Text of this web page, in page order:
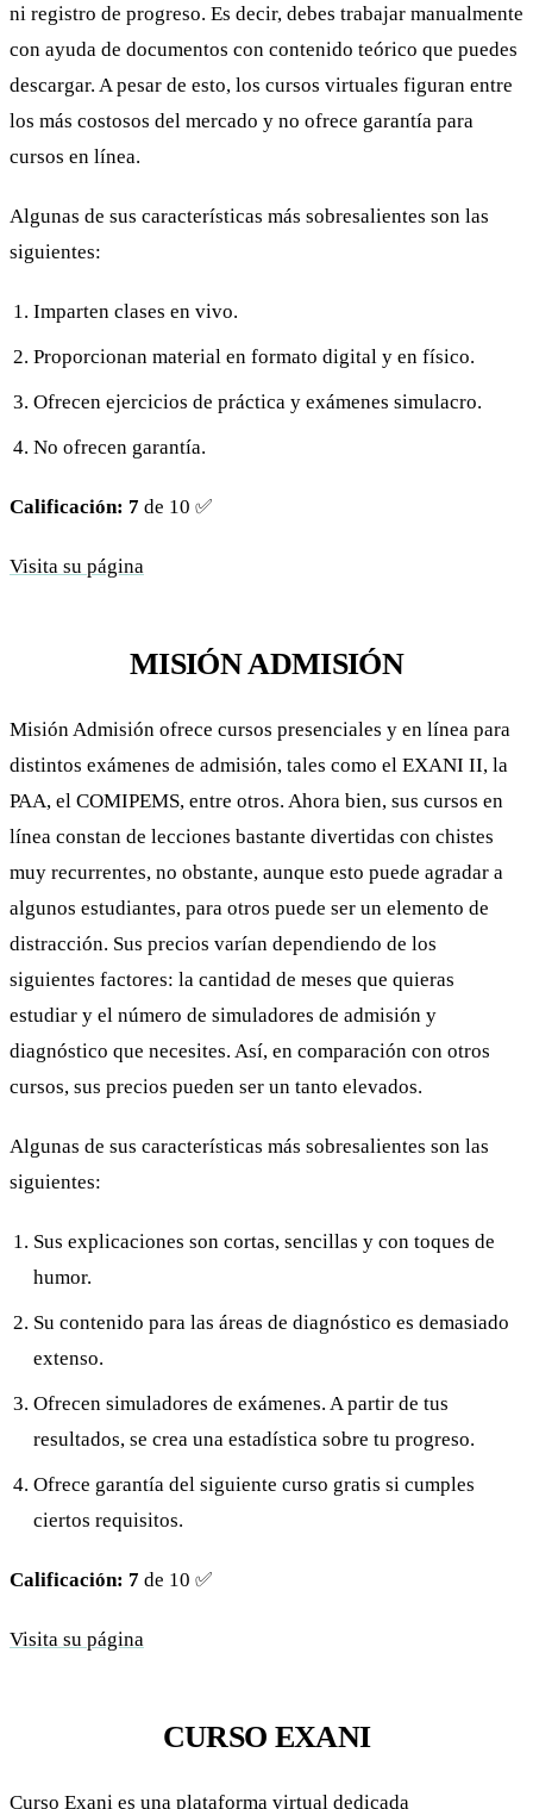
ni registro de progreso. Es decir, debes trabajar manualmente
con ayuda de documentos con contenido teórico que puedes
descargar. A pesar de esto, los cursos virtuales figuran entre
los más costosos del mercado y no ofrece garantía para
cursos en línea.
Algunas de sus características más sobresalientes son las
siguientes:
Imparten clases en vivo.
Proporcionan material en formato digital y en físico.
Ofrecen ejercicios de práctica y exámenes simulacro.
No ofrecen garantía.
Calificación: 7 de 10 ✅
Visita su página
MISIÓN ADMISIÓN
Misión Admisión ofrece cursos presenciales y en línea para
distintos exámenes de admisión, tales como el EXANI II, la
PAA, el COMIPEMS, entre otros. Ahora bien, sus cursos en
línea constan de lecciones bastante divertidas con chistes
muy recurrentes, no obstante, aunque esto puede agradar a
algunos estudiantes, para otros puede ser un elemento de
distracción. Sus precios varían dependiendo de los
siguientes factores: la cantidad de meses que quieras
estudiar y el número de simuladores de admisión y
diagnóstico que necesites. Así, en comparación con otros
cursos, sus precios pueden ser un tanto elevados.
Algunas de sus características más sobresalientes son las
siguientes:
Sus explicaciones son cortas, sencillas y con toques de
humor.
Su contenido para las áreas de diagnóstico es demasiado
extenso.
Ofrecen simuladores de exámenes. A partir de tus
resultados, se crea una estadística sobre tu progreso.
Ofrece garantía del siguiente curso gratis si cumples
ciertos requisitos.
Calificación: 7 de 10 ✅
Visita su página
CURSO EXANI
Curso Exani es una plataforma virtual dedicada